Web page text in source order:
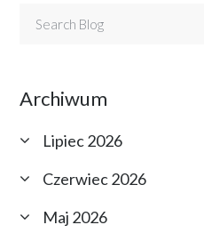
Archiwum
Lipiec 2026
Czerwiec 2026
Maj 2026